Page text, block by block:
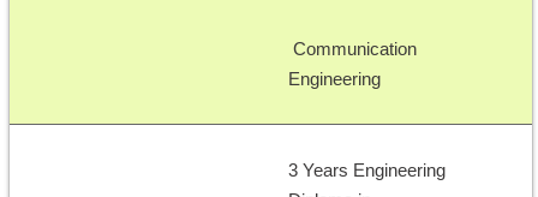
Communication
Engineering
3 Years Engineering